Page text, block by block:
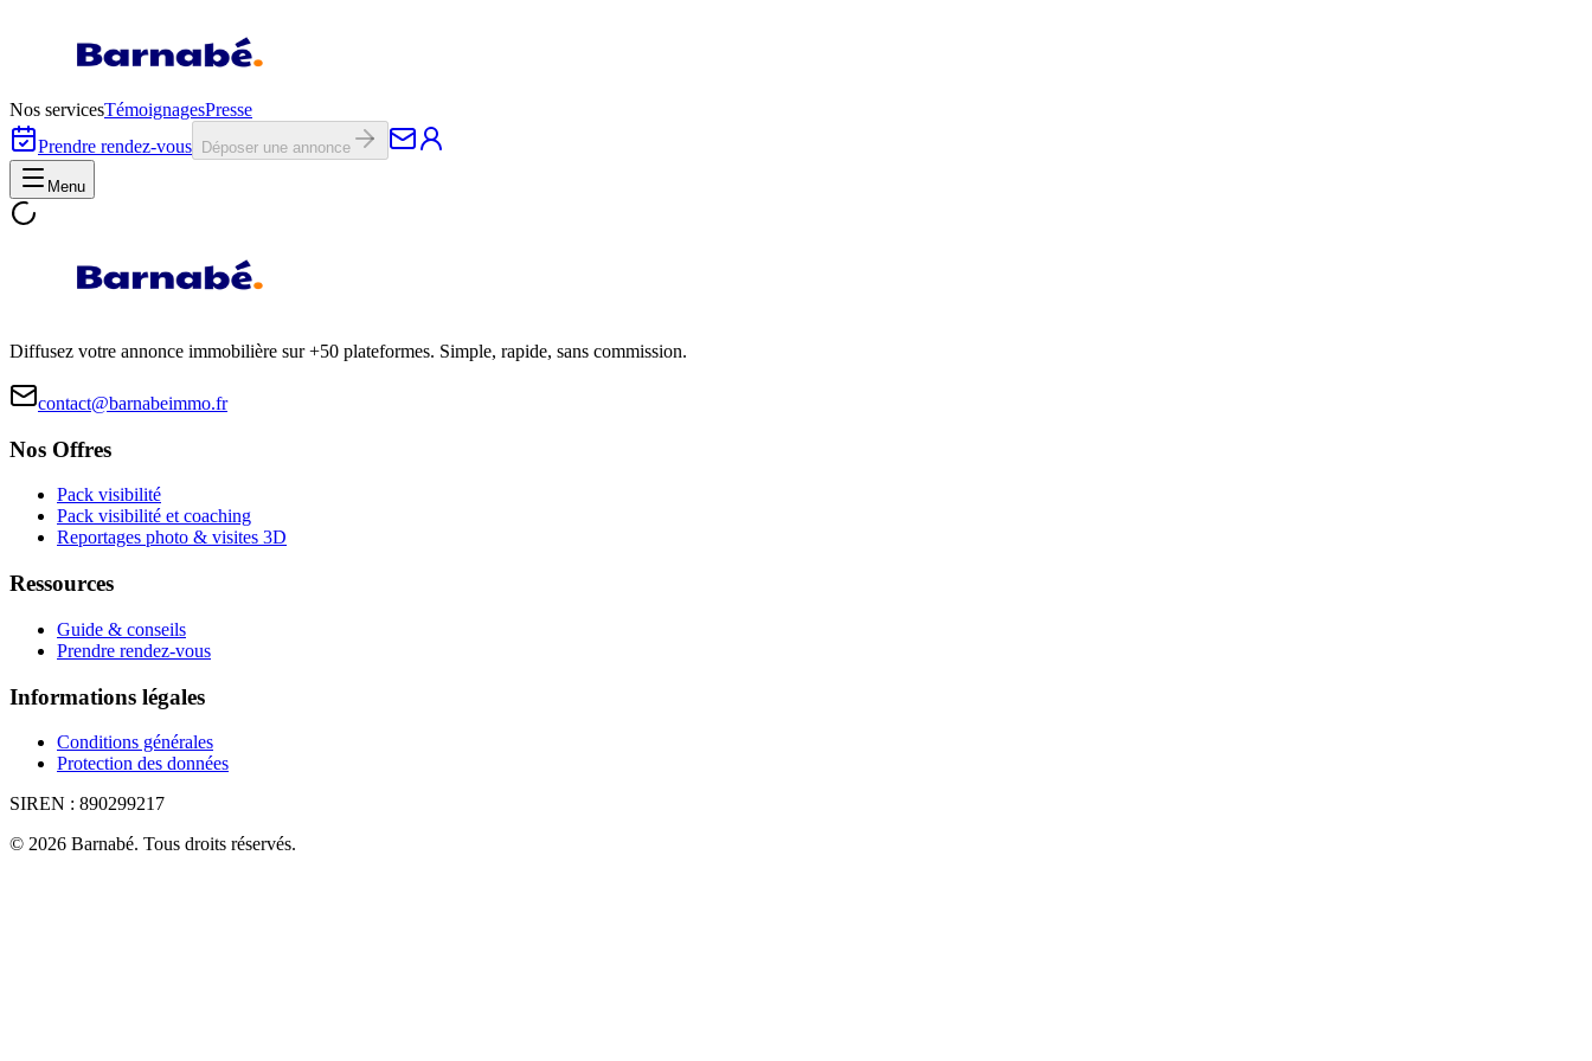
Nos servicesTémoignagesPresse
Prendre rendez-vous
Déposer une annonce
Menu
Diffusez votre annonce immobilière sur +50 plateformes. Simple, rapide, sans commission.
contact@barnabeimmo.fr
Nos Offres
Pack visibilité
Pack visibilité et coaching
Reportages photo & visites 3D
Ressources
Guide & conseils
Prendre rendez-vous
Informations légales
Conditions générales
Protection des données
SIREN : 890299217
© 2026 Barnabé. Tous droits réservés.